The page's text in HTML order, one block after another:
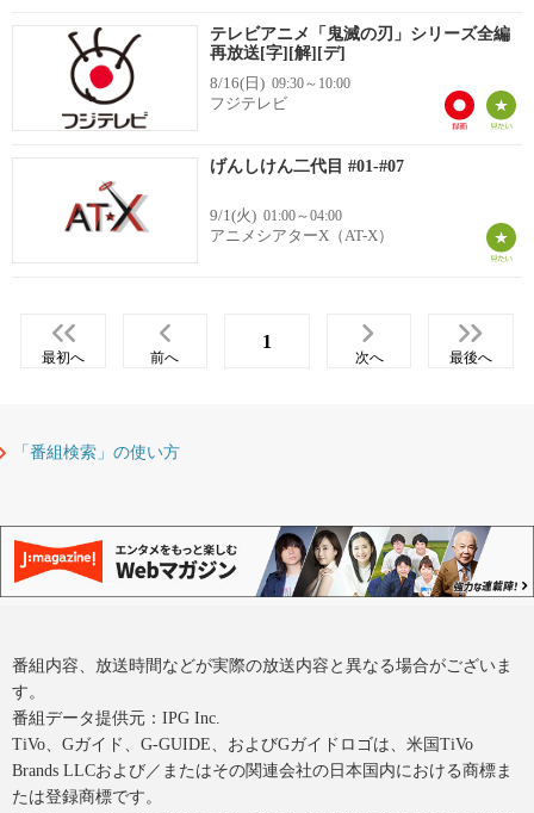
テレビアニメ「鬼滅の刃」シリーズ全編
再放送[字][解][デ]
8/16(日) 09:30～10:00
フジテレビ
げんしけん二代目 #01-#07
9/1(火) 01:00～04:00
アニメシアターX（AT-X）
最初へ 前へ
1
次へ 最後へ
「番組検索」の使い方
番組内容、放送時間などが実際の放送内容と異なる場合がございま
す。
番組データ提供元：IPG Inc.
TiVo、Gガイド、G-GUIDE、およびGガイドロゴは、米国TiVo
Brands LLCおよび／またはその関連会社の日本国内における商標ま
たは登録商標です。